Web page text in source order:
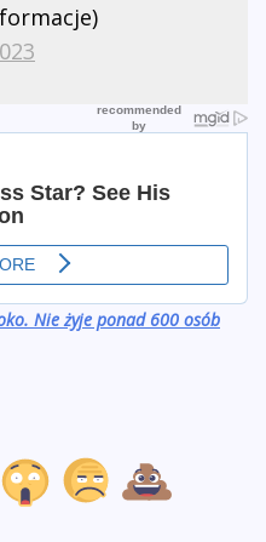
Nie żyje ponad 600 osób